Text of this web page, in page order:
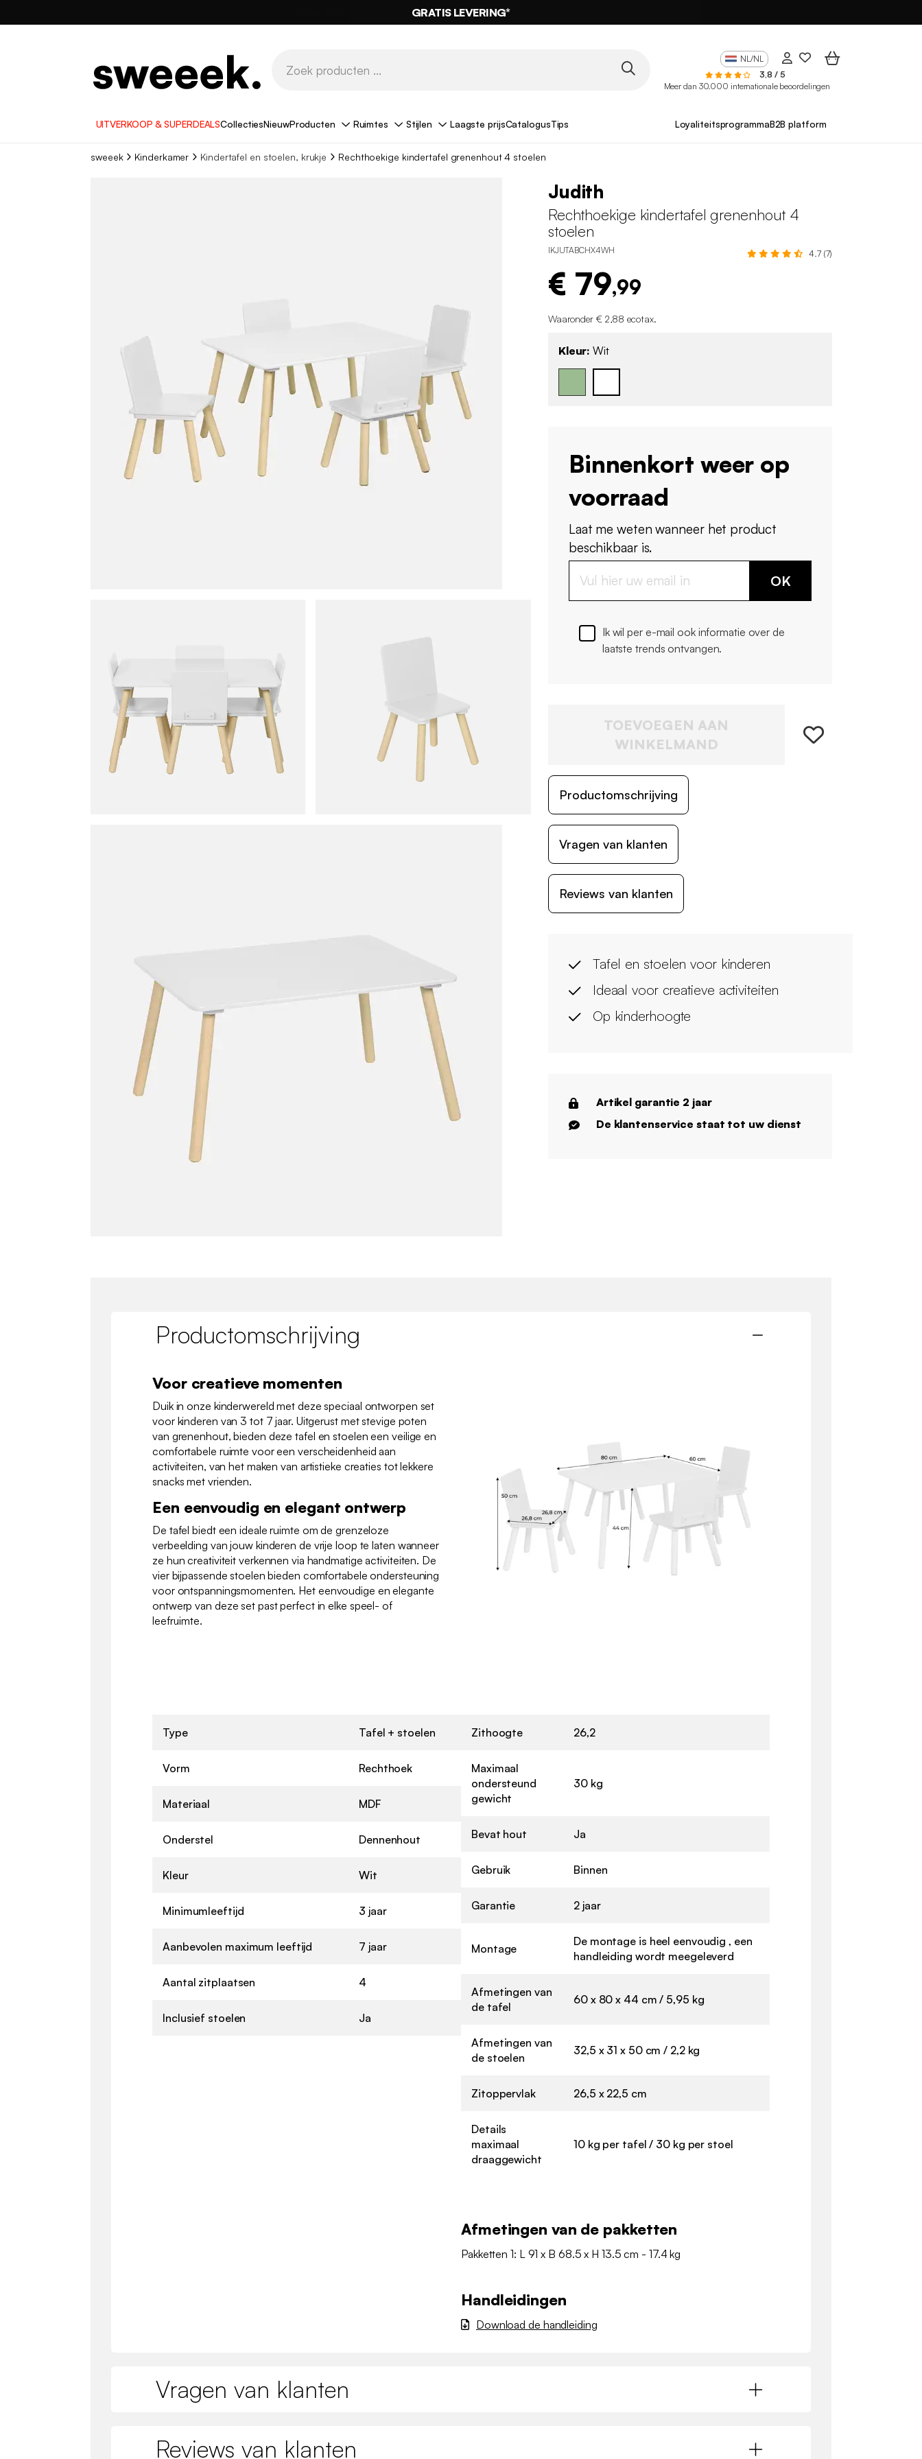
GRATIS LEVERING*
NL/NL
3,8 / 5
Meer dan 30.000 internationale beoordelingen
UITVERKOOP & SUPERDEALSCollectiesNieuwProducten Ruimtes Stijlen Laagste prijsCatalogusTips LoyaliteitsprogrammaB2B platform
sweeek Kinderkamer Kindertafel en stoelen, krukje Rechthoekige kindertafel grenenhout 4 stoelen
Judith
Rechthoekige kindertafel grenenhout 4
stoelen
IKJUTABCHX4WH 4.7 (7)
€ 79,99
Waaronder € 2,88 ecotax.
Kleur: Wit
Binnenkort weer op
voorraad
Laat me weten wanneer het product
beschikbaar is.
OK
Ik wil per e-mail ook informatie over de
laatste trends ontvangen.
TOEVOEGEN AAN
WINKELMAND
Productomschrijving
Vragen van klanten
Reviews van klanten
Tafel en stoelen voor kinderen
Ideaal voor creatieve activiteiten
Op kinderhoogte
Artikel garantie 2 jaar
De klantenservice staat tot uw dienst
Productomschrijving
Voor creatieve momenten
Duik in onze kinderwereld met deze speciaal ontworpen set
voor kinderen van 3 tot 7 jaar. Uitgerust met stevige poten
van grenenhout, bieden deze tafel en stoelen een veilige en
comfortabele ruimte voor een verscheidenheid aan
activiteiten, van het maken van artistieke creaties tot lekkere
snacks met vrienden.
Een eenvoudig en elegant ontwerp
De tafel biedt een ideale ruimte om de grenzeloze
verbeelding van jouw kinderen de vrije loop te laten wanneer
ze hun creativiteit verkennen via handmatige activiteiten. De
vier bijpassende stoelen bieden comfortabele ondersteuning
voor ontspanningsmomenten. Het eenvoudige en elegante
ontwerp van deze set past perfect in elke speel- of
leefruimte.
Type Tafel + stoelen
Vorm Rechthoek
Materiaal MDF
Onderstel Dennenhout
Kleur Wit
Minimumleeftijd 3 jaar
Aanbevolen maximum leeftijd 7 jaar
Aantal zitplaatsen 4
Inclusief stoelen Ja
Zithoogte 26,2
Maximaal
ondersteund
gewicht
30 kg
Bevat hout Ja
Gebruik Binnen
Garantie 2 jaar
Montage
De montage is heel eenvoudig , een
handleiding wordt meegeleverd
Afmetingen van
de tafel
60 x 80 x 44 cm / 5,95 kg
Afmetingen van
de stoelen
32,5 x 31 x 50 cm / 2,2 kg
Zitoppervlak 26,5 x 22,5 cm
Details
maximaal
draaggewicht
10 kg per tafel / 30 kg per stoel
Afmetingen van de pakketten
Pakketten 1: L 91 x B 68.5 x H 13.5 cm - 17.4 kg
Handleidingen
Download de handleiding
Vragen van klanten
Reviews van klanten